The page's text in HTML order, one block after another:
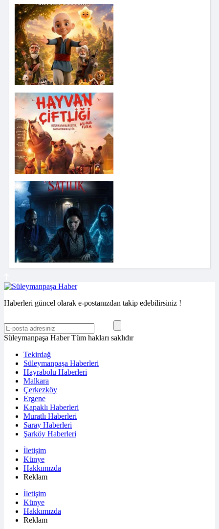
Haberleri güncel olarak e-postanızdan takip edebilirsiniz !
Süleymanpaşa Haber Tüm hakları saklıdır
Tekirdağ
Süleymanpaşa Haberleri
Hayrabolu Haberleri
Malkara
Çerkezköy
Ergene
Kapaklı Haberleri
Muratlı Haberleri
Saray Haberleri
Şarköy Haberleri
İletişim
Künye
Hakkımızda
Reklam
İletişim
Künye
Hakkımızda
Reklam